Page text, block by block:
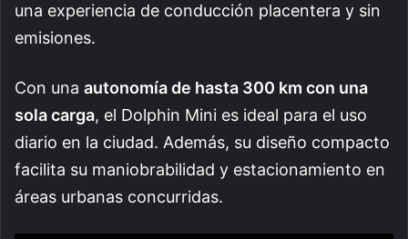
una experiencia de conducción placentera y sin
emisiones.
Con una autonomía de hasta 300 km con una
sola carga, el Dolphin Mini es ideal para el uso
diario en la ciudad. Además, su diseño compacto
facilita su maniobrabilidad y estacionamiento en
áreas urbanas concurridas.